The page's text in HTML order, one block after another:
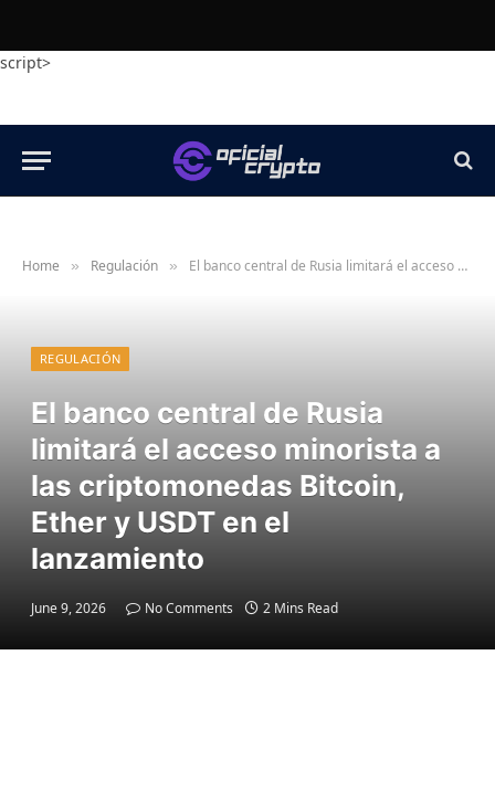
script>
Home » Regulación » El banco central de Rusia limitará el acceso minorista a las criptomonedas Bitcoin, Ether y USDT en el lanzamiento
REGULACIÓN
El banco central de Rusia
limitará el acceso minorista a
las criptomonedas Bitcoin,
Ether y USDT en el
lanzamiento
June 9, 2026 No Comments 2 Mins Read